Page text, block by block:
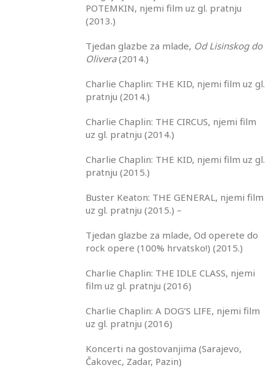
POTEMKIN, njemi film uz gl. pratnju
(2013.)
Tjedan glazbe za mlade, Od Lisinskog do
Olivera(2014.)
Charlie Chaplin: THE KID, njemi film uz gl.
pratnju (2014.)
Charlie Chaplin: THE CIRCUS, njemi film
uz gl. pratnju (2014.)
Charlie Chaplin: THE KID, njemi film uz gl.
pratnju (2015.)
Buster Keaton: THE GENERAL, njemi film
uz gl. pratnju (2015.) –
Tjedan glazbe za mlade, Od operete do
rock opere (100% hrvatsko!) (2015.)
Charlie Chaplin: THE IDLE CLASS, njemi
film uz gl. pratnju (2016)
Charlie Chaplin: A DOG’S LIFE, njemi film
uz gl. pratnju (2016)
Koncerti na gostovanjima (Sarajevo,
Čakovec, Zadar, Pazin)